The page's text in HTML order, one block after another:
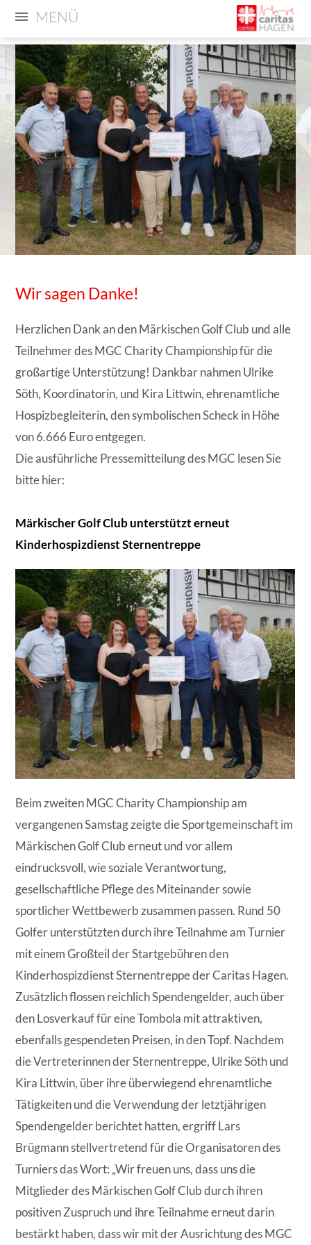
MENÜ
Wir sagen Danke!
Herzlichen Dank an den Märkischen Golf Club und alle
Teilnehmer des MGC Charity Championship für die
großartige Unterstützung! Dankbar nahmen Ulrike
Söth, Koordinatorin, und Kira Littwin, ehrenamtliche
Hospizbegleiterin, den symbolischen Scheck in Höhe
von 6.666 Euro entgegen.
Die ausführliche Pressemitteilung des MGC lesen Sie
bitte hier:
Märkischer Golf Club unterstützt erneut
Kinderhospizdienst Sternentreppe
Beim zweiten MGC Charity Championship am
vergangenen Samstag zeigte die Sportgemeinschaft im
Märkischen Golf Club erneut und vor allem
eindrucksvoll, wie soziale Verantwortung,
gesellschaftliche Pflege des Miteinander sowie
sportlicher Wettbewerb zusammen passen. Rund 50
Golfer unterstützten durch ihre Teilnahme am Turnier
mit einem Großteil der Startgebühren den
Kinderhospizdienst Sternentreppe der Caritas Hagen.
Zusätzlich flossen reichlich Spendengelder, auch über
den Losverkauf für eine Tombola mit attraktiven,
ebenfalls gespendeten Preisen, in den Topf. Nachdem
die Vertreterinnen der Sternentreppe, Ulrike Söth und
Kira Littwin, über ihre überwiegend ehrenamtliche
Tätigkeiten und die Verwendung der letztjährigen
Spendengelder berichtet hatten, ergriff Lars
Brügmann stellvertretend für die Organisatoren des
Turniers das Wort: „Wir freuen uns, dass uns die
Mitglieder des Märkischen Golf Club durch ihren
positiven Zuspruch und ihre Teilnahme erneut darin
bestärkt haben, dass wir mit der Ausrichtung des MGC